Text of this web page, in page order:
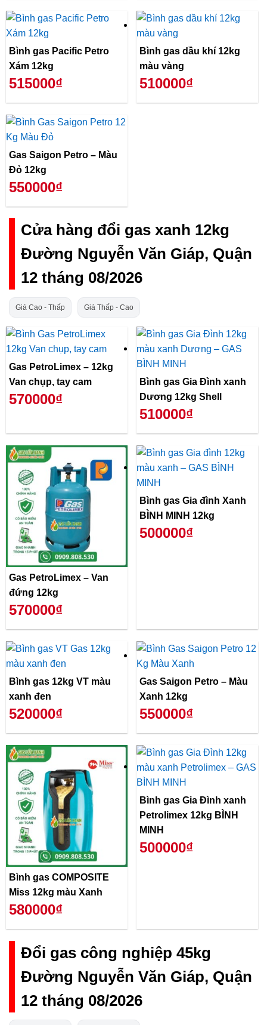
Bình gas Pacific Petro
Xám 12kg
515000₫
Bình gas dầu khí 12kg
màu vàng
510000₫
Gas Saigon Petro – Màu
Đỏ 12kg
550000₫
Cửa hàng đổi gas xanh 12kg
Đường Nguyễn Văn Giáp, Quận
12 tháng 08/2026
Giá Cao - Thấp Giá Thấp - Cao
Gas PetroLimex – 12kg
Van chụp, tay cam
570000₫
Bình gas Gia Đình xanh
Dương 12kg Shell
510000₫
Gas PetroLimex – Van
đứng 12kg
570000₫
Bình gas Gia đình Xanh
BÌNH MINH 12kg
500000₫
Bình gas 12kg VT màu
xanh đen
520000₫
Gas Saigon Petro – Màu
Xanh 12kg
550000₫
Bình gas COMPOSITE
Miss 12kg màu Xanh
580000₫
Bình gas Gia Đình xanh
Petrolimex 12kg BÌNH
MINH
500000₫
Đổi gas công nghiệp 45kg
Đường Nguyễn Văn Giáp, Quận
12 tháng 08/2026